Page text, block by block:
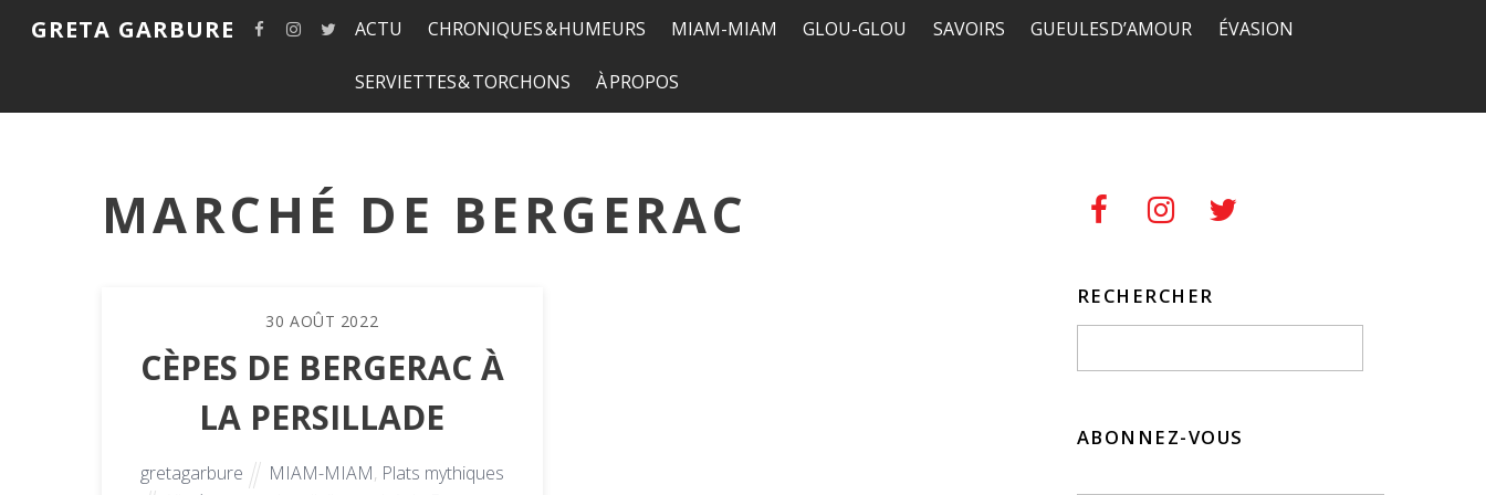
GRETA GARBURE ACTU CHRONIQUES & HUMEURS MIAM-MIAM GLOU-GLOU SAVOIRS GUEULES D’AMOUR ÉVASION
SERVIETTES & TORCHONS À PROPOS
MARCHÉ DE BERGERAC
30 AOÛT 2022
CÈPES DE BERGERAC À
LA PERSILLADE
gretagarbure MIAM-MIAM, Plats mythiques
RECHERCHER
ABONNEZ-VOUS